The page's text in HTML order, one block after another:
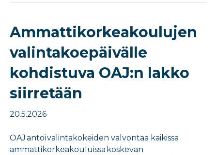
Ammattikorkeakoulujen
valintakoepäivälle
kohdistuva OAJ:n lakko
siirretään
20.5.2026
OAJ antoi valintakokeiden valvontaa kaikissa
ammattikorkeakouluissa koskevan